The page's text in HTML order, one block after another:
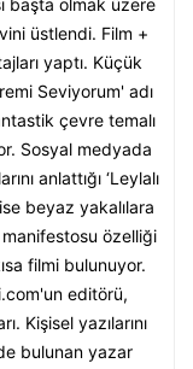
başta olmak üzere
üstlendi. Film +
yaptı. Küçük
Seviyorum' adı
çevre temalı
Sosyal medyada
anlattığı ‘Leylalı
beyaz yakalılara
özelliği
filmi bulunuyor.
editörü,
Kişisel yazılarını
bulunan yazar